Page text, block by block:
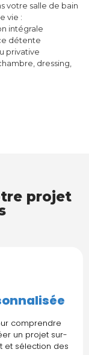
votre salle de bain
vie :
intégrale
détente
privative
dressing,
projet
comprendre
un projet sur-
et sélection des